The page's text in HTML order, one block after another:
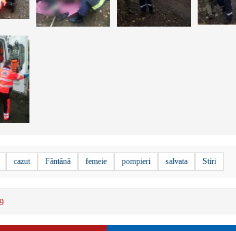
cazut Fântână femeie pompieri salvata Stiri